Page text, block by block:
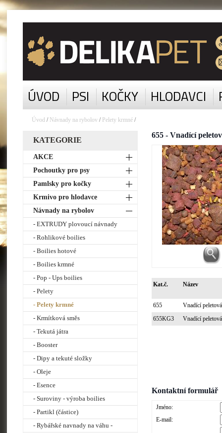
ÚVOD PSI KOČKY HLODAVCI
Úvod / Návnady na rybolov/ Pelety krmné/
KATEGORIE
AKCE
Pochoutky pro psy
Pamlsky pro kočky
Krmivo pro hlodavce
Návnady na rybolov
- EXTRUDY plovoucí návnady
- Rohlikové boilies
- Boilies hotové
- Boilies krmné
- Pop - Ups boilies
- Pelety
- Pelety krmné
- Krmítková směs
- Tekutá játra
- Booster
- Dipy a tekuté složky
- Oleje
- Esence
- Suroviny - výroba boilies
- Partikl (částice)
- Rybářské navnady na váhu -
655 - Vnadící
Kat.č. Název
655
Vnadící
655KG3
Vnadící
Kontaktní formulář
Jméno:
E-mail: